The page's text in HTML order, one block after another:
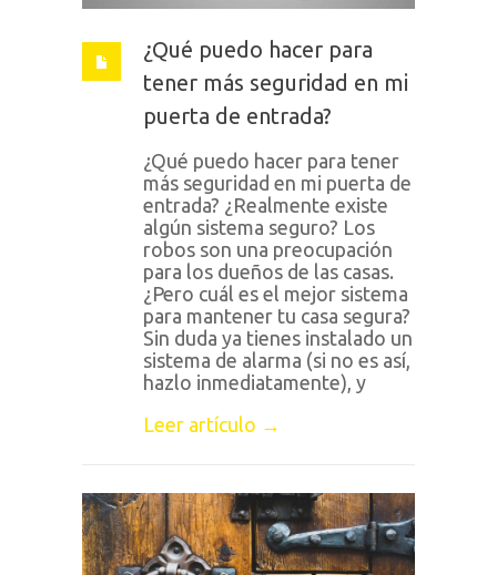
¿Qué puedo hacer para
tener más seguridad en mi
puerta de entrada?
¿Qué puedo hacer para tener
más seguridad en mi puerta de
entrada? ¿Realmente existe
algún sistema seguro? Los
robos son una preocupación
para los dueños de las casas.
¿Pero cuál es el mejor sistema
para mantener tu casa segura?
Sin duda ya tienes instalado un
sistema de alarma (si no es así,
hazlo inmediatamente), y
Leer artículo →